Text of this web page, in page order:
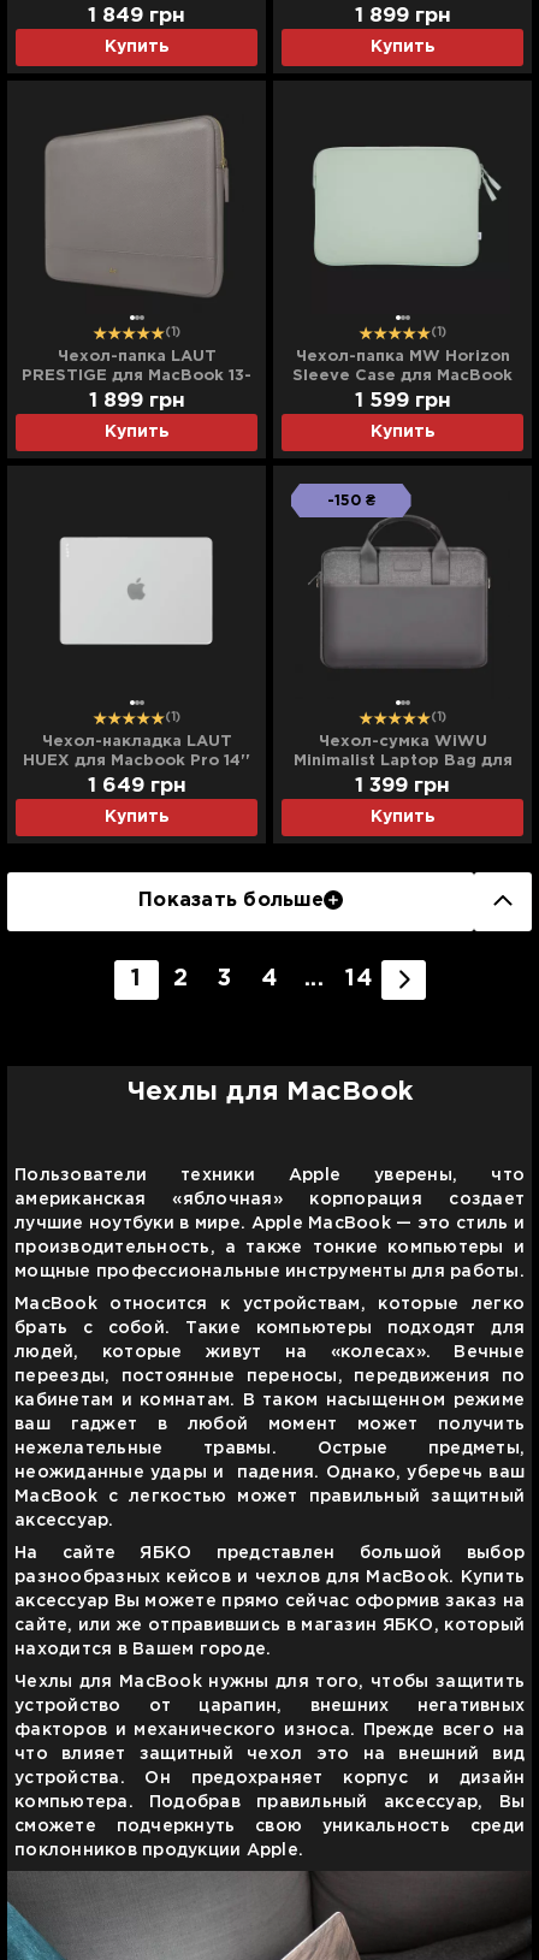
(Black)
Купить
1 849 грн
14'' (Black)
Купить
1 899 грн
(1)
Чехол-папка LAUT
PRESTIGE для MacBook 13-
14'' (Taupe / Gray)
Купить
1 899 грн
(1)
Чехол-папка MW Horizon
Sleeve Case для MacBook
Pro 14"/ Air 13" M2 (Frosty
Green)
Купить
1 599 грн
(1)
Чехол-накладка LAUT
HUEX для Macbook Pro 14''
(2021-2026) (Frost)
Купить
1 649 грн
-150 ₴
(1)
Чехол-сумка WiWU
Minimalist Laptop Bag для
MacBook 13/14" (Gray)
Купить
1 399 грн
Показать больше
1 2 3 4 ... 14
Чехлы для MacBook
Пользователи техники Apple уверены, что
американская «яблочная» корпорация создает
лучшие ноутбуки в мире. Apple MacBook — это стиль и
производительность, а также тонкие компьютеры и
мощные профессиональные инструменты для работы.
MacBook относится к устройствам, которые легко
брать с собой. Такие компьютеры подходят для
людей, которые живут на «колесах». Вечные
переезды, постоянные переносы, передвижения по
кабинетам и комнатам. В таком насыщенном режиме
ваш гаджет в любой момент может получить
нежелательные травмы. Острые предметы,
неожиданные удары и падения. Однако, уберечь ваш
MacBook с легкостью может правильный защитный
аксессуар.
На сайте ЯБКО
представлен большой выбор
разнообразных кейсов и чехлов для MacBook. Купить
аксессуар Вы можете прямо сейчас оформив заказ на
сайте, или же отправившись в магазин ЯБКО , который
находится в Вашем городе.
Чехлы для MacBook нужны для того, чтобы защитить
устройство от царапин, внешних негативных
факторов и механического износа. Прежде всего на
что влияет защитный чехол это на внешний вид
устройства. Он предохраняет корпус и дизайн
компьютера. Подобрав правильный аксессуар, Вы
сможете подчеркнуть свою уникальность среди
поклонников продукции Apple.